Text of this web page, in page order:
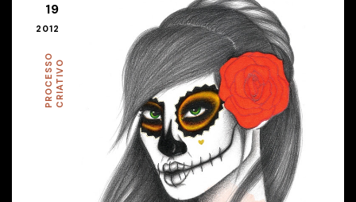
19
2012
P
R
O
C
E
SS
O
C
R
I
A
T
I
VO